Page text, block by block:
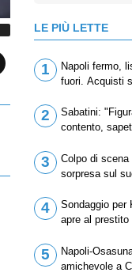
LE PIÙ LETTE
1
Napoli fermo,
fuori. Acquisti
2
Sabatini:
contento,
3
Colpo di
sorpresa sul
4
Sondaggio per
apre al
5
Napoli-
amichevole a